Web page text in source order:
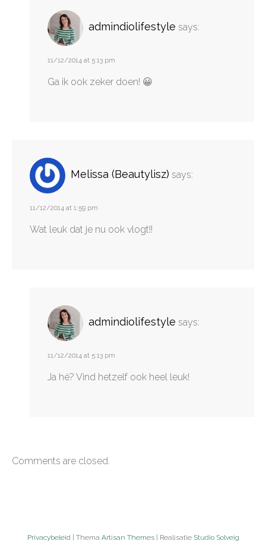
admindiolifestyle says:
11/12/2014 at 5:13 pm
Ga ik ook zeker doen! 😀
Melissa (Beautylisz) says:
11/12/2014 at 1:59 pm
Wat leuk dat je nu ook vlogt!!
admindiolifestyle says:
11/12/2014 at 5:13 pm
Ja hé? Vind hetzelf ook heel leuk!
Comments are closed.
Privacybeleid | Thema Artisan Themes| Realisatie Studio Solveig